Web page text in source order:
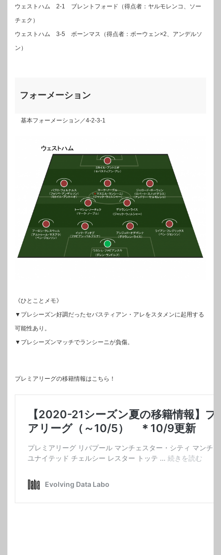
ウェストハム 2-1 ブレントフォード（得点者：ヤルモレンコ、ソー
チェク）
ウェストハム 3-5 ボーンマス（得点者：ボーウェン×2、アンデルソ
ン）
フォーメーション
基本フォーメーション／4-2-3-1
《ひとことメモ》
▼プレシーズン好調だったセバスティアン・アレをスタメンに起用する
可能性あり。
▼プレシーズンマッチでランシーニが負傷。
プレミアリーグの移籍情報はこちら！